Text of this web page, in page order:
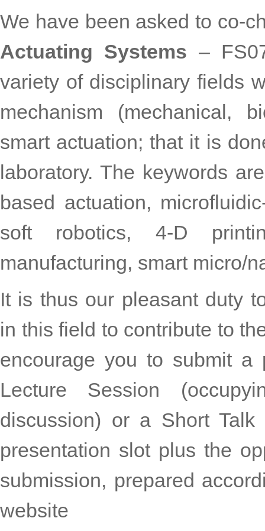
We have been asked to co-
Actuating Systems –
variety of disciplinary fields
mechanism (mechanical,
smart actuation; that it is
laboratory. The keywords
based actuation,
soft robotics, 4-D
manufacturing, smart micro/
It is thus our pleasant duty
in this field to contribute to
encourage you to submit
Lecture Session
discussion) or a Short
presentation slot plus the
submission, prepared
website